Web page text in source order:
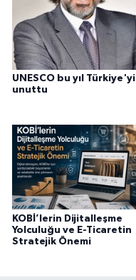
UNESCO bu yıl Türkiye'yi
unuttu
KOBİ’lerin Dijitalleşme
Yolculuğu ve E-Ticaretin
Stratejik Önemi